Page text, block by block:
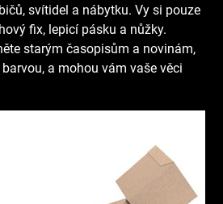
svítidel a nábytku. Vy si pouze
fix, lepicí pásku a nůžky.
starým časopisům a novinám,
a mohou vám vaše věci